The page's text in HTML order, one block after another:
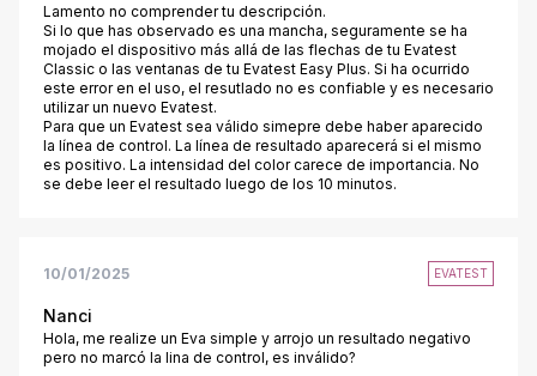
Lamento no comprender tu descripción.
Si lo que has observado es una mancha, seguramente se ha
mojado el dispositivo más allá de las flechas de tu Evatest
Classic o las ventanas de tu Evatest Easy Plus. Si ha ocurrido
este error en el uso, el resutlado no es confiable y es necesario
utilizar un nuevo Evatest.
Para que un Evatest sea válido simepre debe haber aparecido
la línea de control. La línea de resultado aparecerá si el mismo
es positivo. La intensidad del color carece de importancia. No
se debe leer el resultado luego de los 10 minutos.
10/01/2025 EVATEST
Nanci
Hola, me realize un Eva simple y arrojo un resultado negativo
pero no marcó la lina de control, es inválido?